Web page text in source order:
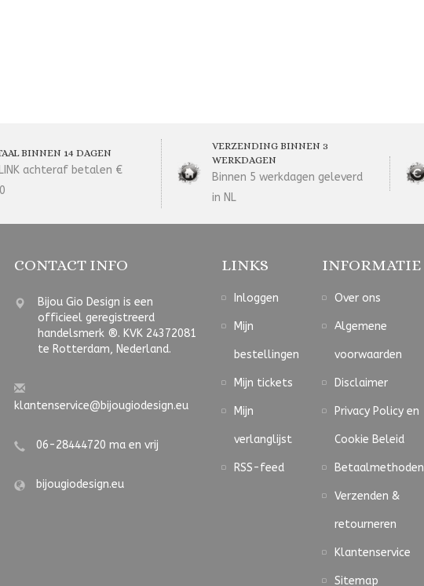
BINNEN 14 DAGEN
achteraf betalen €
VERZENDING BINNEN 3
WERKDAGEN
Binnen 5 werkdagen geleverd
in NL
CONTACT INFO
Bijou Gio Design is een
officieel geregistreerd
handelsmerk ®. KVK 24372081
te Rotterdam, Nederland.
klantenservice@bijougiodesign.eu
06-28444720 ma en vrij
bijougiodesign.eu
LINKS
Inloggen
Mijn
bestellingen
Mijn tickets
Mijn
verlanglijst
RSS-feed
INFORMATIE
Over ons
Algemene
voorwaarden
Disclaimer
Privacy Policy en
Cookie Beleid
Betaalmethoden
Verzenden &
retourneren
Klantenservice
Sitemap